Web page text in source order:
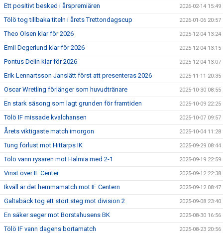
Ett positivt besked i årspremiären 2026-02-14 15:49
Tölö tog tillbaka titeln i årets Trettondagscup 2026-01-06 20:57
Theo Olsen klar för 2026 2025-12-04 13:24
Emil Degerlund klar för 2026 2025-12-04 13:15
Pontus Delin klar för 2026 2025-12-04 13:07
Erik Lennartsson Janslätt först att presenteras 2026 2025-11-11 20:35
Oscar Wretling förlänger som huvudtränare 2025-10-30 08:55
En stark säsong som lagt grunden för framtiden 2025-10-09 22:25
Tölö IF missade kvalchansen 2025-10-07 09:57
Årets viktigaste match imorgon 2025-10-04 11:28
Tung förlust mot Hittarps IK 2025-09-29 08:44
Tölö vann rysaren mot Halmia med 2-1 2025-09-19 22:59
Vinst över IF Center 2025-09-12 22:38
Ikväll är det hemmamatch mot IF Centern 2025-09-12 08:47
Galtabäck tog ett stort steg mot division 2 2025-09-08 23:40
En säker seger mot Borstahusens BK 2025-08-30 16:56
Tölö IF vann dagens bortamatch 2025-08-23 20:56